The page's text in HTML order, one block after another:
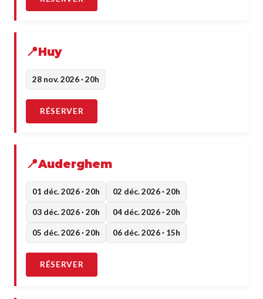
Huy
28 nov. 2026 · 20h
RÉSERVER
Auderghem
01 déc. 2026 · 20h 02 déc. 2026 · 20h
03 déc. 2026 · 20h 04 déc. 2026 · 20h
05 déc. 2026 · 20h 06 déc. 2026 · 15h
RÉSERVER